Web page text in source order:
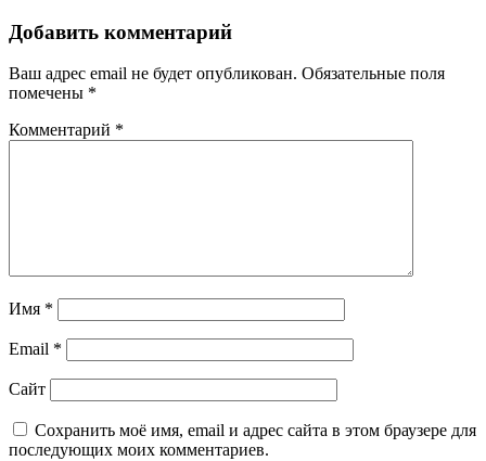
Добавить комментарий
Ваш адрес email не будет опубликован. Обязательные поля
помечены *
Комментарий *
Имя *
Email *
Сайт
Сохранить моё имя, email и адрес сайта в этом браузере для
последующих моих комментариев.